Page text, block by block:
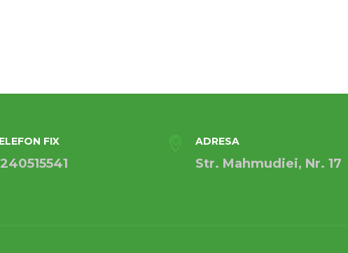
FIX ADRESA
Str. Mahmudiei, Nr. 17